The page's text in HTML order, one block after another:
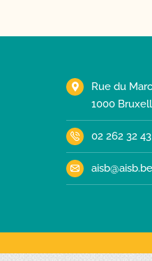
Rue du
1000
02 262 32 43
aisb@aisb.be